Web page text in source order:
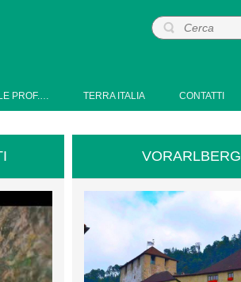
PROF.… TERRA ITALIA CONTATTI
VORARLBERG